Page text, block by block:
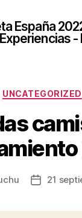
España
-
UNCATEGORIZED
Fecha
21